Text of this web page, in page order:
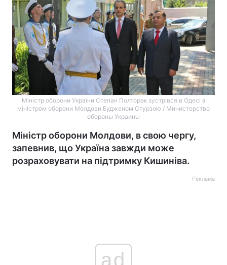
Міністр оборони України Степан Полторак зустрівся в Одесі з
міністром оборони Молдови Еудженом Стурзою / Министерство
обороны Украины
Міністр оборони Молдови, в свою чергу,
запевнив, що Україна завжди може
розраховувати на підтримку Кишиніва.
Реклама
ad